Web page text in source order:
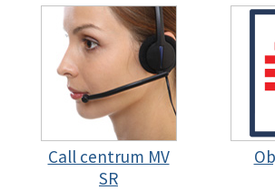
Call centrum MV
SR